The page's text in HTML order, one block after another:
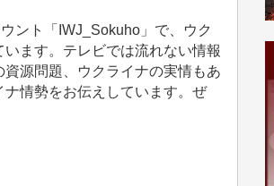
ント「IWJ_Sokuho」で、ウク
ます。テレビでは流れない情報
源問題、ウクライナの実情もあ
情勢をお伝えしています。ぜ